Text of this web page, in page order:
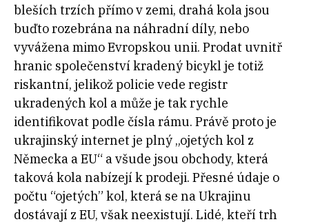
bleších trzích přímo v zemi, drahá kola jsou
buďto rozebrána na náhradní díly, nebo
vyvážena mimo Evropskou unii. Prodat uvnitř
hranic společenství kradený bicykl je totiž
riskantní, jelikož policie vede registr
ukradených kol a může je tak rychle
identifikovat podle čísla rámu. Právě proto je
ukrajinský internet je plný „ojetých kol z
Německa a EU“ a všude jsou obchody, která
taková kola nabízejí k prodeji. Přesné údaje o
počtu “ojetých” kol, která se na Ukrajinu
dostávají z EU, však neexistují. Lidé, kteří trh